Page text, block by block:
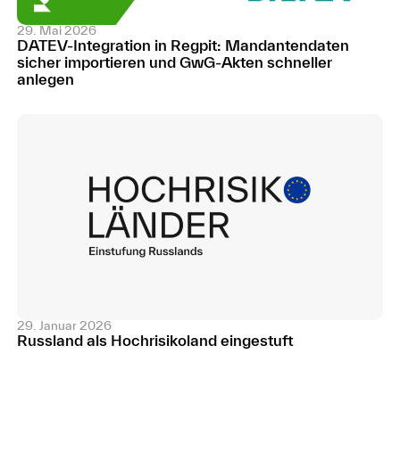
29. Mai 2026
DATEV-Integration in Regpit: Mandantendaten
sicher importieren und GwG-Akten schneller
anlegen
29. Januar 2026
Russland als Hochrisikoland eingestuft